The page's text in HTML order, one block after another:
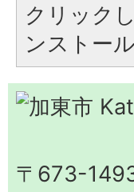
クリック
ンストー
〒673-